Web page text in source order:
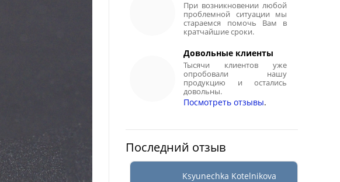
При возникновении любой
проблемной ситуации мы
стараемся помочь Вам в
кратчайшие сроки.
Довольные клиенты
Тысячи клиентов уже
опробовали нашу
продукцию и остались
довольны.
Посмотреть отзывы.
Последний отзыв
Ksyunechka Kotelnikova